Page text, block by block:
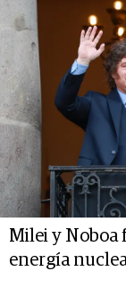
Milei y Noboa
energía